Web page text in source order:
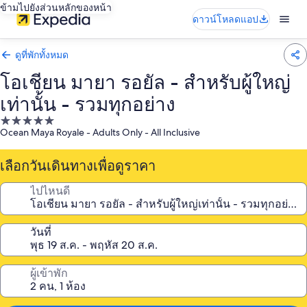
ข้ามไปยังส่วนหลักของหน้า
ดาวน์โหลดแอป
ดูที่พักทั้งหมด
โอเชียน มายา รอยัล - สำหรับผู้ใหญ่
เท่านั้น - รวมทุกอย่าง
ที่พัก
5.0
Ocean Maya Royale - Adults Only - All Inclusive
เลือกวันเดินทางเพื่อดูราคา
ไปไหนดี
วันที่
ผู้เข้าพัก